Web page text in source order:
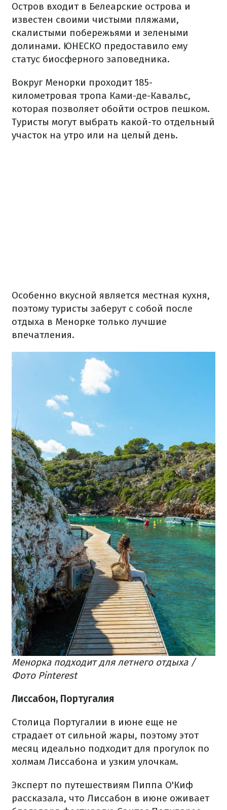
Остров входит в Белеарские острова и
известен своими чистыми пляжами,
скалистыми побережьями и зелеными
долинами. ЮНЕСКО предоставило ему
статус биосферного заповедника.
Вокруг Менорки проходит 185-
километровая тропа Ками-де-Кавальс,
которая позволяет обойти остров пешком.
Туристы могут выбрать какой-то отдельный
участок на утро или на целый день.
Особенно вкусной является местная кухня,
поэтому туристы заберут с собой после
отдыха в Менорке только лучшие
впечатления.
Менорка подходит для летнего отдыха /
Фото Pinterest
Лиссабон, Португалия
Столица Португалии в июне еще не
страдает от сильной жары, поэтому этот
месяц идеально подходит для прогулок по
холмам Лиссабона и узким улочкам.
Эксперт по путешествиям Пиппа О'Киф
рассказала, что Лиссабон в июне оживает